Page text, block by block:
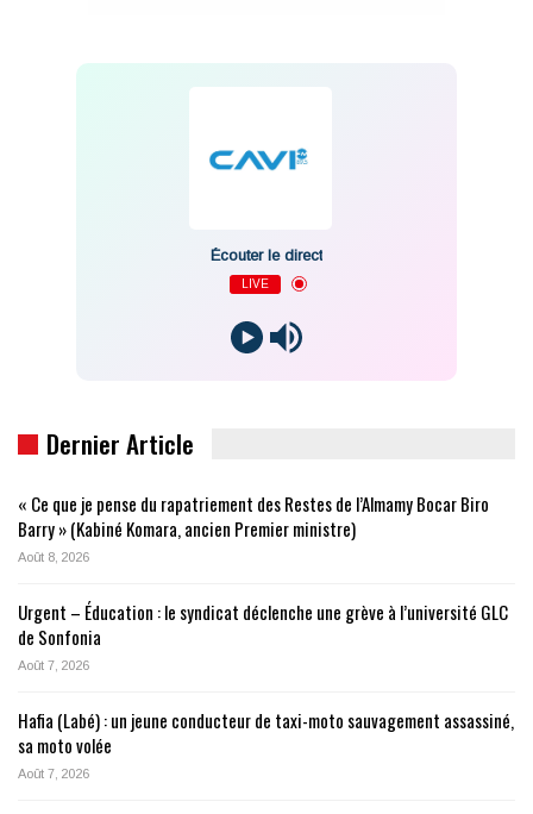
Écouter le direct
LIVE
Dernier Article
« Ce que je pense du rapatriement des Restes de l’Almamy Bocar Biro
Barry » (Kabiné Komara, ancien Premier ministre)
Août 8, 2026
Urgent – Éducation : le syndicat déclenche une grève à l’université GLC
de Sonfonia
Août 7, 2026
Hafia (Labé) : un jeune conducteur de taxi-moto sauvagement assassiné,
sa moto volée
Août 7, 2026